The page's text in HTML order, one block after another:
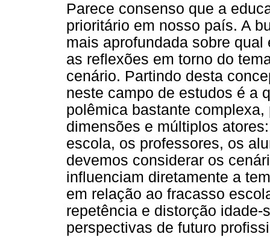
Parece consenso que a
prioritário em nosso país. A
mais aprofundada sobre
as reflexões em torno do
cenário. Partindo desta
neste campo de estudos é a
polêmica bastante
dimensões e múltiplos
escola, os professores, os
devemos considerar os
influenciam diretamente a
em relação ao fracasso
repetência e distorção
perspectivas de futuro